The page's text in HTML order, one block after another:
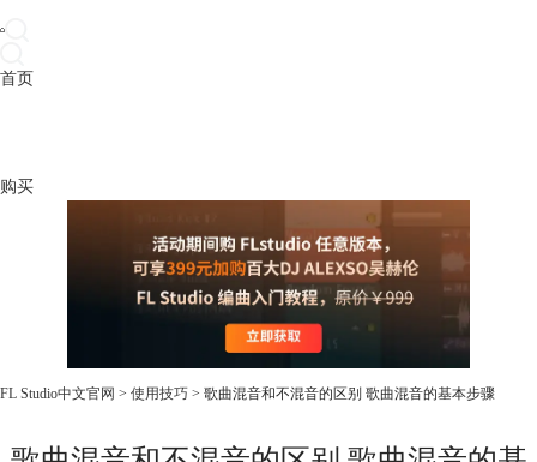
首页
购买
FL Studio中文官网 > 使用技巧 > 歌曲混音和不混音的区别 歌曲混音的基本步骤